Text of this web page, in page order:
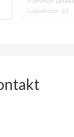
Lägenheter 37